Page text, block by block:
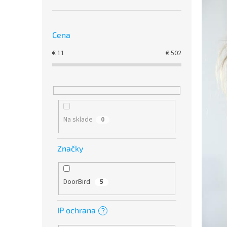
Cena
€11 €502
Na sklade 0
Značky
DoorBird 5
IP ochrana ?